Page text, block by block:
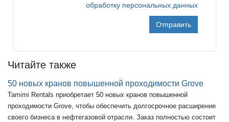
обработку персональных данных
Отправить
Читайте также
50 новых кранов повышенной проходимости Grove
Tamimi Rentals приобретает 50 новых кранов повышенной
проходимости Grove, чтобы обеспечить долгосрочное расширение
своего бизнеса в нефтегазовой отрасли. Заказ полностью состоит